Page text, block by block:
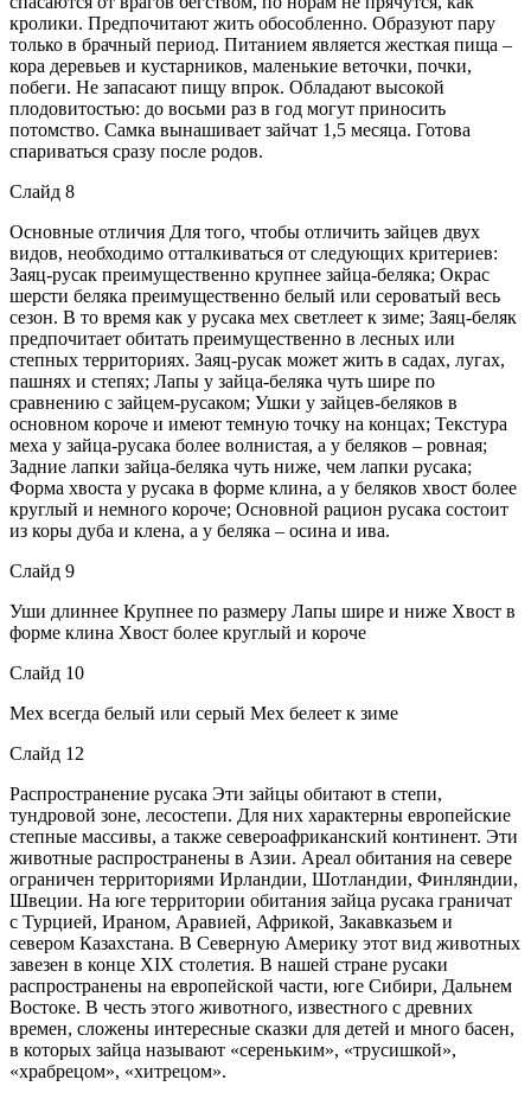
кролики. Предпочитают жить обособленно. Образуют пару
только в брачный период. Питанием является жесткая пища –
кора деревьев и кустарников, маленькие веточки, почки,
побеги. Не запасают пищу впрок. Обладают высокой
плодовитостью: до восьми раз в год могут приносить
потомство. Самка вынашивает зайчат 1,5 месяца. Готова
спариваться сразу после родов.
Слайд 8
Основные отличия Для того, чтобы отличить зайцев двух
видов, необходимо отталкиваться от следующих критериев:
Заяц-русак преимущественно крупнее зайца-беляка; Окрас
шерсти беляка преимущественно белый или сероватый весь
сезон. В то время как у русака мех светлеет к зиме; Заяц-беляк
предпочитает обитать преимущественно в лесных или
степных территориях. Заяц-русак может жить в садах, лугах,
пашнях и степях; Лапы у зайца-беляка чуть шире по
сравнению с зайцем-русаком; Ушки у зайцев-беляков в
основном короче и имеют темную точку на концах; Текстура
меха у зайца-русака более волнистая, а у беляков – ровная;
Задние лапки зайца-беляка чуть ниже, чем лапки русака;
Форма хвоста у русака в форме клина, а у беляков хвост более
круглый и немного короче; Основной рацион русака состоит
из коры дуба и клена, а у беляка – осина и ива.
Слайд 9
Уши длиннее Крупнее по размеру Лапы шире и ниже Хвост в
форме клина Хвост более круглый и короче
Слайд 10
Мех всегда белый или серый Мех белеет к зиме
Слайд 12
Распространение русака Эти зайцы обитают в степи,
тундровой зоне, лесостепи. Для них характерны европейские
степные массивы, а также североафриканский континент. Эти
животные распространены в Азии. Ареал обитания на севере
ограничен территориями Ирландии, Шотландии, Финляндии,
Швеции. На юге территории обитания зайца русака граничат
с Турцией, Ираном, Аравией, Африкой, Закавказьем и
севером Казахстана. В Северную Америку этот вид животных
завезен в конце XIX столетия. В нашей стране русаки
распространены на европейской части, юге Сибири, Дальнем
Востоке. В честь этого животного, известного с древних
времен, сложены интересные сказки для детей и много басен,
в которых зайца называют «сереньким», «трусишкой»,
«храбрецом», «хитрецом».